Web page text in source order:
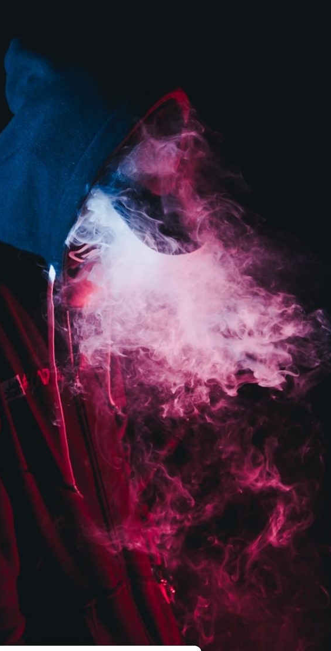
Produits élaborés en
Suisse et conseil
personnalisés, je conseille
vivement !
SÉBASTIEN MILETTO
Des Jus
est vraiment sur
bien fait et qui
écoeurant.
TIAGO DA